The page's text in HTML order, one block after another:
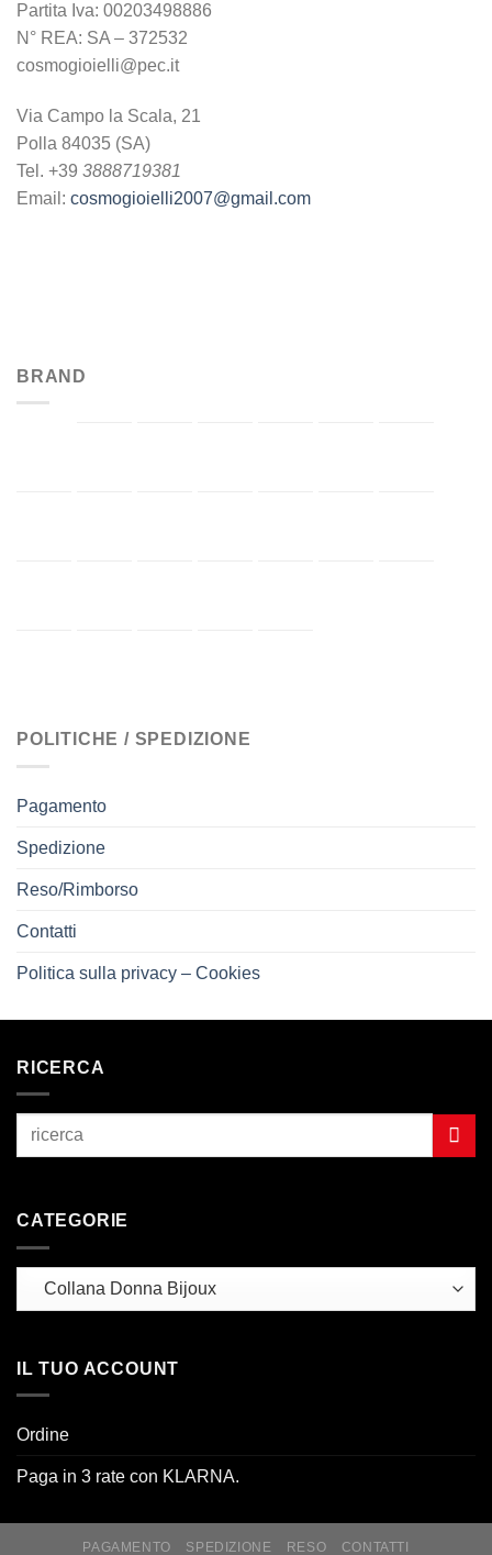
Partita Iva: 00203498886
N° REA: SA – 372532
cosmogioielli@pec.it
Via Campo la Scala, 21
Polla 84035 (SA)
Tel. +39 3888719381
Email: cosmogioielli2007@gmail.com
BRAND
POLITICHE / SPEDIZIONE
Pagamento
Spedizione
Reso/Rimborso
Contatti
Politica sulla privacy – Cookies
RICERCA
CATEGORIE
IL TUO ACCOUNT
Ordine
Paga in 3 rate con KLARNA.
PAGAMENTO SPEDIZIONE RESO CONTATTI